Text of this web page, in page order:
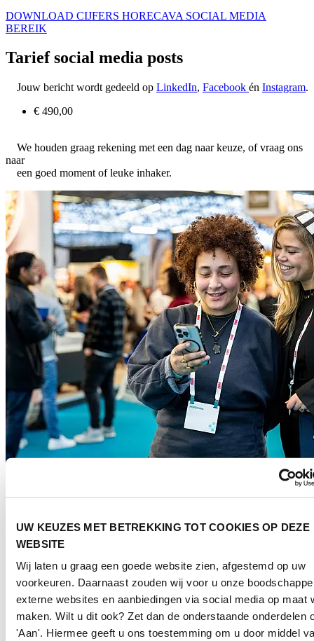
UW KEUZES MET BETREKKING TOT COOKIES OP DEZE
WEBSITE
Wij laten u graag een goede website zien, afgestemd op uw
voorkeuren. Daarnaast zouden wij voor u onze
externe websites en aanbiedingen via social media op maat
maken. Wilt u dit ook? Zet dan de onderstaande onderdelen
'Aan'. Hiermee geeft u ons toestemming om u door middel
DOWNLOAD CIJFERS HORECAVA SOCIAL MEDIA
BEREIK
Tarief social media posts
Jouw bericht wordt gedeeld op LinkedIn, Facebook én Instagram.
€ 490,00
We houden graag rekening met een dag naar keuze, of vraag ons
naar
een goed moment of leuke inhaker.
Meer informatie & contact
Heb je vragen over deelname aan Horecava of ben je benieuwd naar
de online mogelijkheden van Horecava? Bekijk dan de veelgestelde
vragen of neem contact met ons op. Ons team staat voor je klaar en
denkt graag met je mee!